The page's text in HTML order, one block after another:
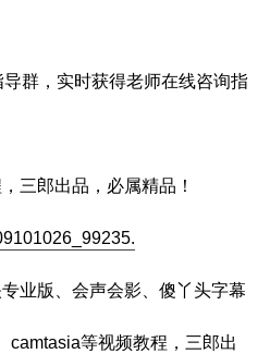
群，实时获得老师在线咨询指
三郎出品，必属精品！
业版、会声会影、傻丫头字幕
camtasia等视频教程，三郎出